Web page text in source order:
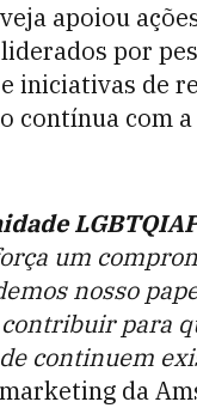
apoiou
por
e iniciativas de
contínua com a
um
nosso
para
continuem
da